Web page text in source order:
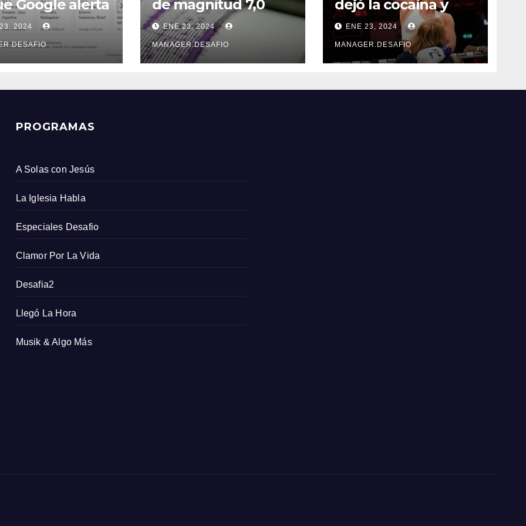
Google alerta
un sismo
que el
Geológico
2024
de magnitud 7,0
sacudió la provincia
de Xinjiang
ENE 23, 2024
MANAGER.DESAFIO
dejó la cocaína y
ahora quiere
triunfar en el ring​
ENE 23, 2024
MANAGER.DESAFIO
PROGRAMAS
A Solas con Jesús
La Iglesia Habla
Especiales Desafio
Clamor Por La Vida
Desafia2
Llegó La Hora
Musik & Algo Más